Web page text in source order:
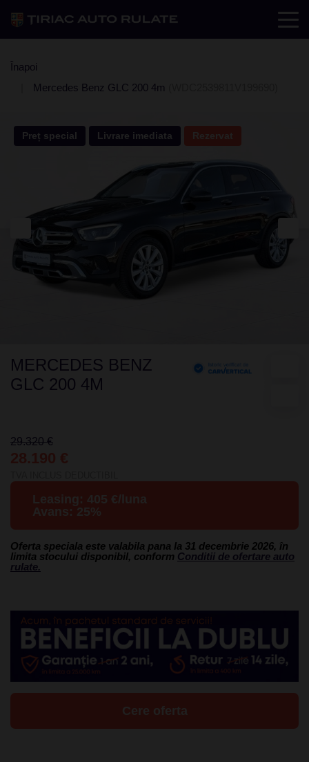
Înapoi
Mercedes Benz GLC 200 4m
Preț special Livrare imediata Rezervat
MERCEDES BENZ
GLC 200 4M
29.320 €
28.190 €
Leasing: 405 €/luna
Avans: 25%
Oferta speciala este valabila pana la 31 decembrie 2026, în
limita stocului disponibil, conform Conditii de ofertare auto
rulate.
Cere oferta